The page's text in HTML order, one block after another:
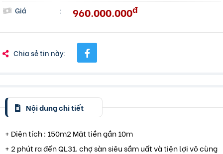
Giá
: 960.000.000đ
Chia sẻ tin này:
Nội dung chi tiết
+ Diện tích : 150m2 Mặt tiền gần 10m
+ 2 phút ra đến QL31. chợ sàn siêu sầm uất và tiện lợi vô cùng